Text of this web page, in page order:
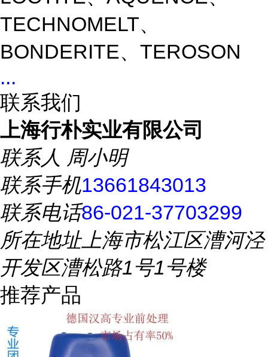
TECHNOMELT、
BONDERITE、TEROSON
...
联系我们
上海行朴实业有限公司
联系人 周小明
联系手机13661843013
联系电话86-021-37703299
所在地址上海市松江区漕河泾
开发区漕松路1号1号楼
推荐产品